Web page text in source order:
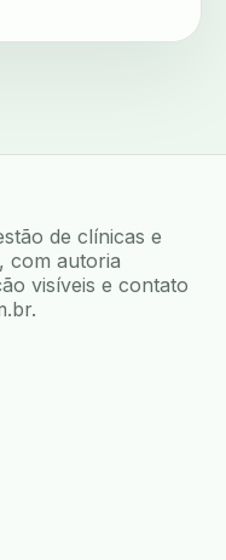
de clínicas e
com autoria
visíveis e contato
.